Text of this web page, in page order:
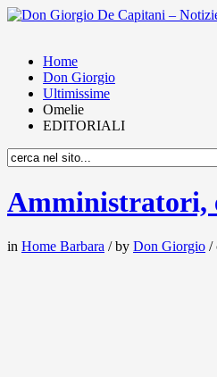
Home
Don Giorgio
Ultimissime
Omelie
EDITORIALI
Amministratori,
in Home Barbara / by Don Giorgio /